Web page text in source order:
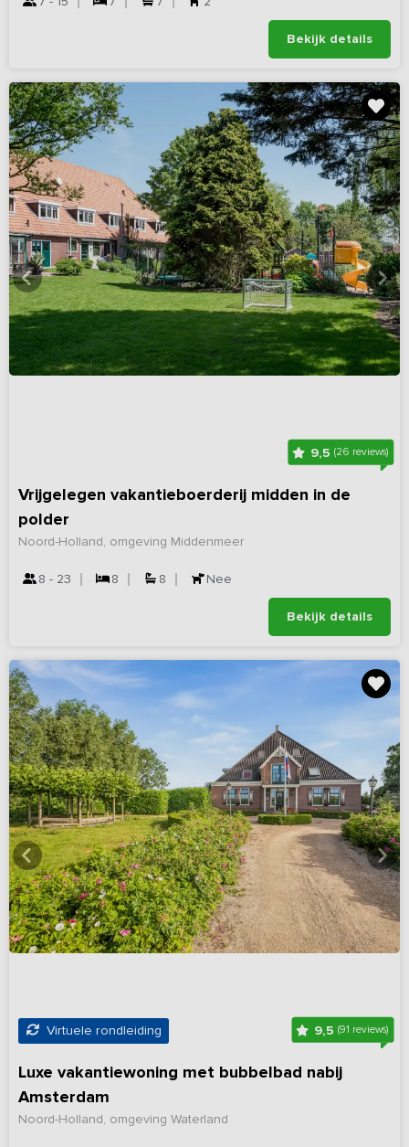
Bekijk details
9,5 (26 reviews)
Vrijgelegen vakantieboerderij midden in de
polder
Noord-Holland, omgeving Middenmeer
8 - 23 8 8 Nee
Bekijk details
Virtuele rondleiding 9,5(91 reviews)
Luxe vakantiewoning met bubbelbad nabij
Amsterdam
Noord-Holland, omgeving Waterland